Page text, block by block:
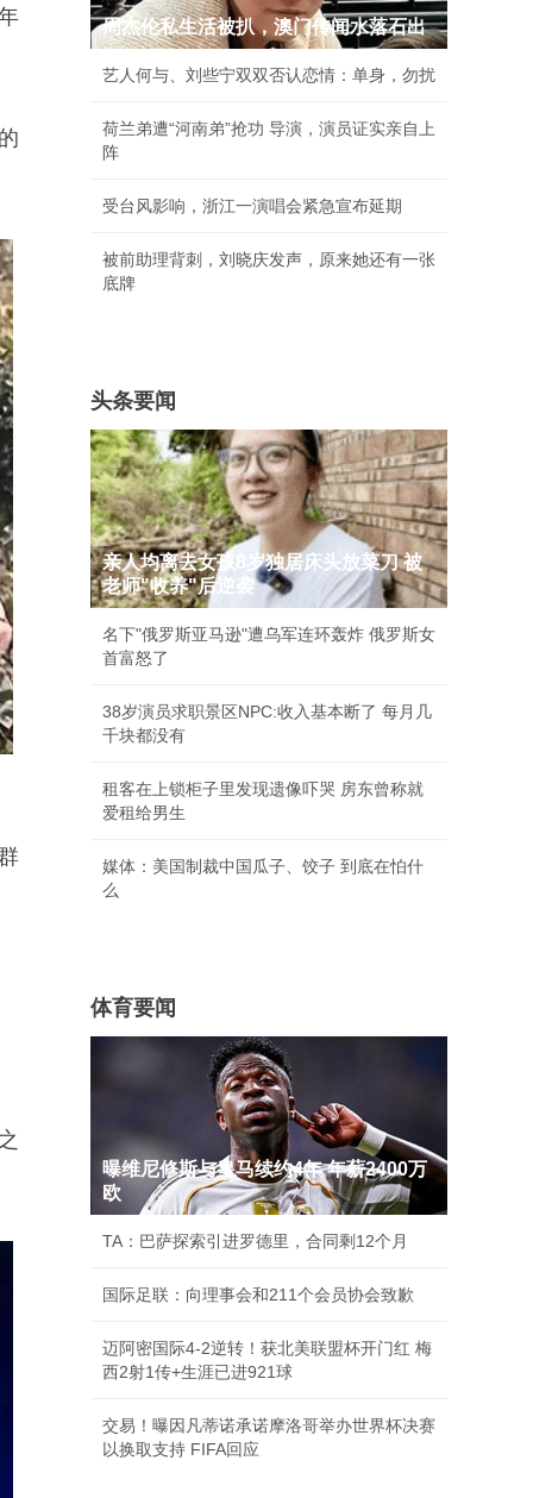
周杰伦私生活被扒，澳门传闻水落石出
艺人何与、刘些宁双双否认恋情：单身，勿扰
荷兰弟遭“河南弟”抢功 导演，演员证实亲自上
阵
受台风影响，浙江一演唱会紧急宣布延期
被前助理背刺，刘晓庆发声，原来她还有一张
底牌
头条要闻
亲人均离去女孩8岁独居床头放菜刀 被
老师"收养"后逆袭
名下"俄罗斯亚马逊"遭乌军连环轰炸 俄罗斯女
首富怒了
38岁演员求职景区NPC:收入基本断了 每月几
千块都没有
租客在上锁柜子里发现遗像吓哭 房东曾称就
爱租给男生
媒体：美国制裁中国瓜子、饺子 到底在怕什
么
体育要闻
曝维尼修斯与皇马续约4年 年薪2400万
欧
TA：巴萨探索引进罗德里，合同剩12个月
国际足联：向理事会和211个会员协会致歉
迈阿密国际4-2逆转！获北美联盟杯开门红 梅
西2射1传+生涯已进921球
交易！曝因凡蒂诺承诺摩洛哥举办世界杯决赛
以换取支持 FIFA回应